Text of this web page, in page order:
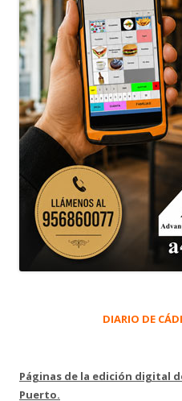
DIARIO DE
Páginas de la edición digital
Puerto.